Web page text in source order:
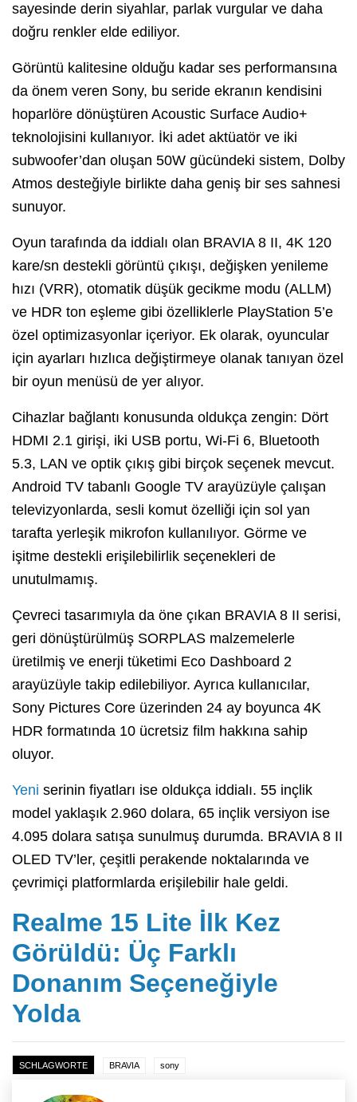
sayesinde derin siyahlar, parlak vurgular ve daha
doğru renkler elde ediliyor.
Görüntü kalitesine olduğu kadar ses performansına
da önem veren Sony, bu seride ekranın kendisini
hoparlöre dönüştüren Acoustic Surface Audio+
teknolojisini kullanıyor. İki adet aktüatör ve iki
subwoofer’dan oluşan 50W gücündeki sistem, Dolby
Atmos desteğiyle birlikte daha geniş bir ses sahnesi
sunuyor.
Oyun tarafında da iddialı olan BRAVIA 8 II, 4K 120
kare/sn destekli görüntü çıkışı, değişken yenileme
hızı (VRR), otomatik düşük gecikme modu (ALLM)
ve HDR ton eşleme gibi özelliklerle PlayStation 5’e
özel optimizasyonlar içeriyor. Ek olarak, oyuncular
için ayarları hızlıca değiştirmeye olanak tanıyan özel
bir oyun menüsü de yer alıyor.
Cihazlar bağlantı konusunda oldukça zengin: Dört
HDMI 2.1 girişi, iki USB portu, Wi-Fi 6, Bluetooth
5.3, LAN ve optik çıkış gibi birçok seçenek mevcut.
Android TV tabanlı Google TV arayüzüyle çalışan
televizyonlarda, sesli komut özelliği için sol yan
tarafta yerleşik mikrofon kullanılıyor. Görme ve
işitme destekli erişilebilirlik seçenekleri de
unutulmamış.
Çevreci tasarımıyla da öne çıkan BRAVIA 8 II serisi,
geri dönüştürülmüş SORPLAS malzemelerle
üretilmiş ve enerji tüketimi Eco Dashboard 2
arayüzüyle takip edilebiliyor. Ayrıca kullanıcılar,
Sony Pictures Core üzerinden 24 ay boyunca 4K
HDR formatında 10 ücretsiz film hakkına sahip
oluyor.
Yeni serinin fiyatları ise oldukça iddialı. 55 inçlik
model yaklaşık 2.960 dolara, 65 inçlik versiyon ise
4.095 dolara satışa sunulmuş durumda. BRAVIA 8 II
OLED TV’ler, çeşitli perakende noktalarında ve
çevrimiçi platformlarda erişilebilir hale geldi.
Realme 15 Lite İlk Kez
Görüldü: Üç Farklı
Donanım Seçeneğiyle
Yolda
SCHLAGWORTE BRAVIA sony